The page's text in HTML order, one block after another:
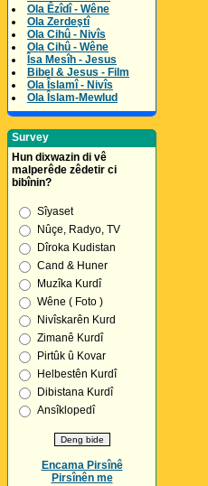
Ola Êzîdî - Wêne
Ola Zerdeştî
Ola Cihû - Nivîs
Ola Cihû - Wêne
Îsa Mesîh - Jesus
Bibel & Jesus - Film
Ola Îslamî - Nivîs
Ola Îslam-Mewlud
Survey
Hun dixwazin di vê
malperêde zêdetir ci
bibînin?
Sîyaset
Nûçe, Radyo, TV
Dîroka Kudistan
Cand & Huner
Muzîka Kurdî
Wêne ( Foto )
Nivîskarên Kurd
Zimanê Kurdî
Pirtûk û Kovar
Helbestên Kurdî
Dibistana Kurdî
Ansîklopedî
Encama Pirsînê
Pirsînên me